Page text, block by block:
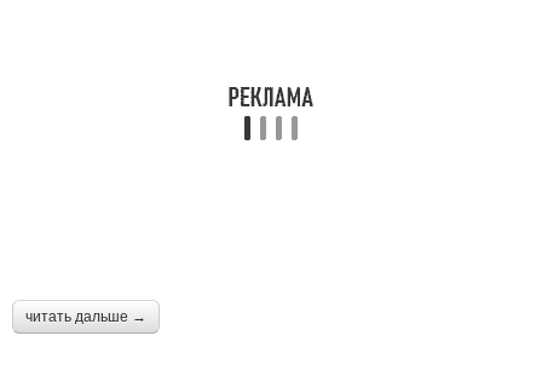
читать дальше →